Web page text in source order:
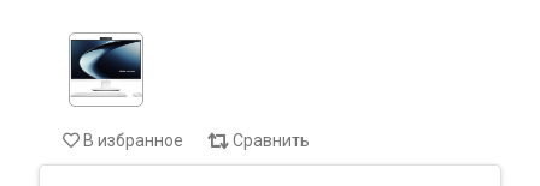
В избранное Сравнить